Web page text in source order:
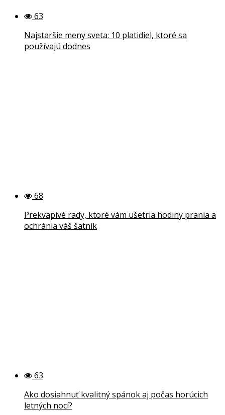
63
Najstaršie meny sveta: 10 platidiel, ktoré sa
používajú dodnes
68
Prekvapivé rady, ktoré vám ušetria hodiny prania a
ochránia váš šatník
63
Ako dosiahnuť kvalitný spánok aj počas horúcich
letných nocí?